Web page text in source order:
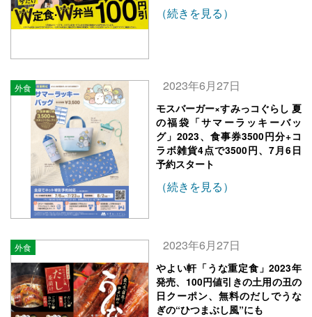
（続きを見る）
外食 2023年6月27日
モスバーガー×すみっコぐらし 夏
の福袋「サマーラッキーバッ
グ」2023、食事券3500円分+コ
ラボ雑貨4点で3500円、7月6日
予約スタート
（続きを見る）
外食 2023年6月27日
やよい軒「うな重定食」2023年
発売、100円値引きの土用の丑の
日クーポン、無料のだしでうな
ぎの“ひつまぶし風”にも